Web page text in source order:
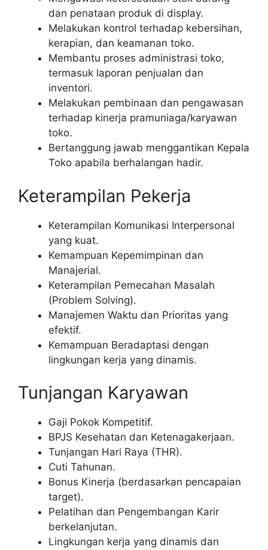
dan penataan produk di display.
Melakukan kontrol terhadap kebersihan,
kerapian, dan keamanan toko.
Membantu proses administrasi toko,
termasuk laporan penjualan dan
inventori.
Melakukan pembinaan dan pengawasan
terhadap kinerja pramuniaga/karyawan
toko.
Bertanggung jawab menggantikan Kepala
Toko apabila berhalangan hadir.
Keterampilan Pekerja
Keterampilan Komunikasi Interpersonal
yang kuat.
Kemampuan Kepemimpinan dan
Manajerial.
Keterampilan Pemecahan Masalah
(Problem Solving).
Manajemen Waktu dan Prioritas yang
efektif.
Kemampuan Beradaptasi dengan
lingkungan kerja yang dinamis.
Tunjangan Karyawan
Gaji Pokok Kompetitif.
BPJS Kesehatan dan Ketenagakerjaan.
Tunjangan Hari Raya (THR).
Cuti Tahunan.
Bonus Kinerja (berdasarkan pencapaian
target).
Pelatihan dan Pengembangan Karir
berkelanjutan.
Lingkungan kerja yang dinamis dan